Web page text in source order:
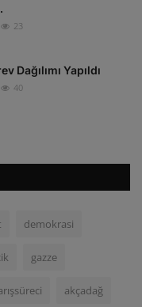
23
Dağılımı Yapıldı
40
demokrasi
gazze
akçadağ